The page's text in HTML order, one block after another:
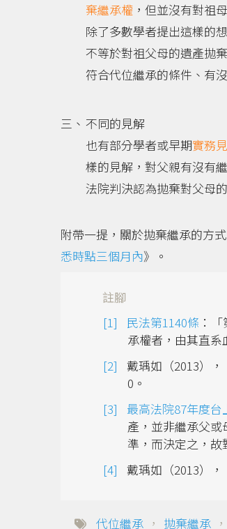
棄繼承權 ，但並沒有對祖母
除了多數學者提出這樣的
不等於對祖父母的遺產拋
符合代位繼承的條件、有
不同的見解
也有部分學者或早期實務
樣的見解，對父親有沒有
法院判決認為拋棄對父母
附帶一提，關於拋棄繼承的方
悉時點三個月內》。
註腳
民法第1140條 ：
承權者，由其直系
戴瑀如（2013）
0。
最高法院87年度
產，並非繼承父
準，而決定之，故
戴瑀如（2013）
代位繼承 ， 拋棄繼承 ，